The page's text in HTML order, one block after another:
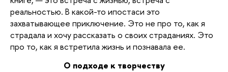
реальностью. В какой-то ипостаси это
захватывающее приключение. Это не про то, как я
страдала и хочу рассказать о своих страданиях. Это
про то, как я встретила жизнь и познавала ее.
О подходе к творчеству